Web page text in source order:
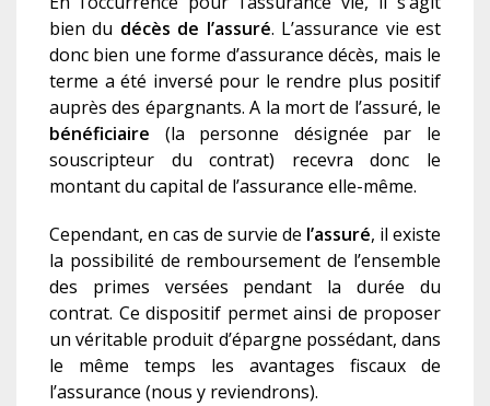
bien du décès de l’assuré. L’assurance vie est
donc bien une forme d’assurance décès, mais le
terme a été inversé pour le rendre plus positif
auprès des épargnants. A la mort de l’assuré, le
bénéficiaire (la personne désignée par le
souscripteur du contrat) recevra donc le
montant du capital de l’assurance elle-même.
Cependant, en cas de survie de l’assuré, il existe
la possibilité de remboursement de l’ensemble
des primes versées pendant la durée du
contrat. Ce dispositif permet ainsi de proposer
un véritable produit d’épargne possédant, dans
le même temps les avantages fiscaux de
l’assurance (nous y reviendrons).